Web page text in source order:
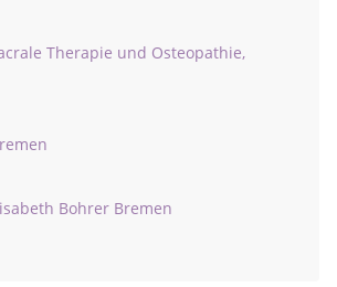
Therapie und Osteopathie,
Bohrer Bremen